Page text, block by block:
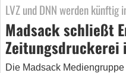
LVZ und DNN werden
Madsack schließt
Zeitungsdruckerei
Die Madsack